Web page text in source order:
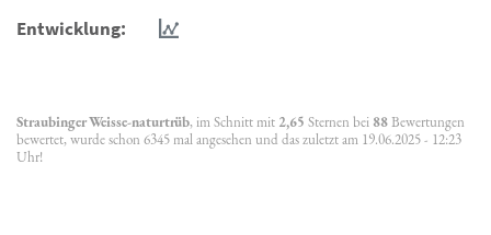
Entwicklung:
Straubinger Weisse-naturtrüb, im Schnitt mit 2,65 Sternen bei 88Bewertungen
bewertet, wurde schon 6345 mal angesehen und das zuletzt am 19.06.2025 - 12:23
Uhr!